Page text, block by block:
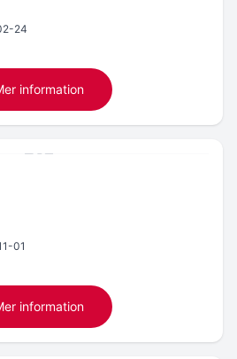
24
information
01
information